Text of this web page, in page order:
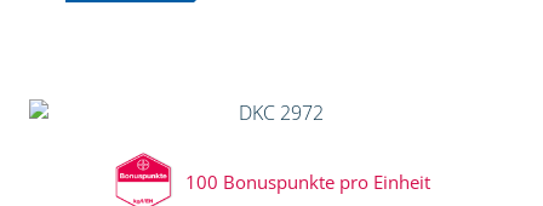
100 Bonuspunkte pro Einheit